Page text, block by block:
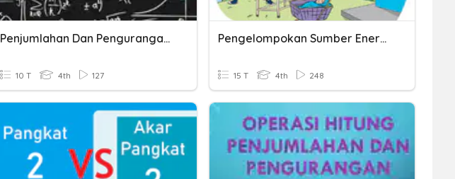
Penjumlahan Dan Pengurangan Desimal
10 T 4th 127
Pengelompokan Sumber Energi Dan Manfaatnya Bagi Kehidupan
15 T 4th 248